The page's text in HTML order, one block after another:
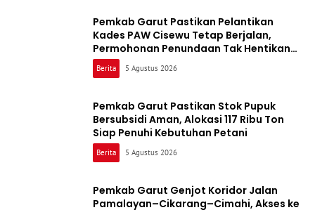
Pemkab Garut Pastikan Pelantikan
Kades PAW Cisewu Tetap Berjalan,
Permohonan Penundaan Tak Hentikan
Proses
Berita 5 Agustus 2026
Pemkab Garut Pastikan Stok Pupuk
Bersubsidi Aman, Alokasi 117 Ribu Ton
Siap Penuhi Kebutuhan Petani
Berita 5 Agustus 2026
Pemkab Garut Genjot Koridor Jalan
Pamalayan–Cikarang–Cimahi, Akses ke